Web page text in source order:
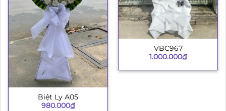
Biệt Ly A05
980.000₫
VBC967
1.000.000₫